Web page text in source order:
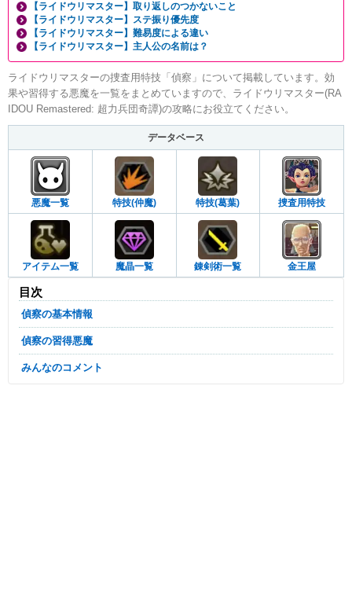
【ライドウリマスター】取り返しのつかないこと
【ライドウリマスター】ステ振り優先度
【ライドウリマスター】難易度による違い
【ライドウリマスター】主人公の名前は？
ライドウリマスターの捜査用特技「偵察」について掲載しています。効
果や習得する悪魔を一覧をまとめていますので、ライドウリマスター(RA
IDOU Remastered: 超力兵団奇譚)の攻略にお役立てください。
データベース
悪魔一覧 特技(仲魔) 特技(葛葉) 捜査用特技
アイテム一覧 魔晶一覧 錬剣術一覧 金王屋
目次
偵察の基本情報
偵察の習得悪魔
みんなのコメント